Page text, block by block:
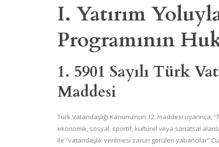
I. Yatırım
Programının
1. 5901 Sayılı Türk
Maddesi
Türk Vatandaşlığı Kanunu’nun 12. maddesi
ekonomik, sosyal, sportif, kültürel veya sanatsal
ile “vatandaşlık verilmesi zaruri görülen yabancılar”